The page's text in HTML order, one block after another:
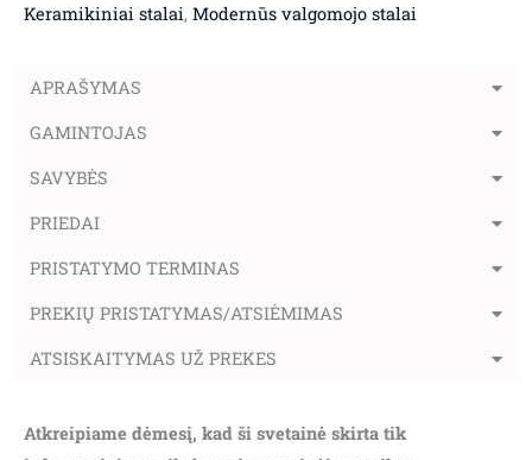
Keramikiniai stalai, Modernūs valgomojo stalai
APRAŠYMAS
GAMINTOJAS
SAVYBĖS
PRIEDAI
PRISTATYMO TERMINAS
PREKIŲ PRISTATYMAS/ATSIĖMIMAS
ATSISKAITYMAS UŽ PREKES
Atkreipiame dėmesį, kad ši svetainė skirta tik